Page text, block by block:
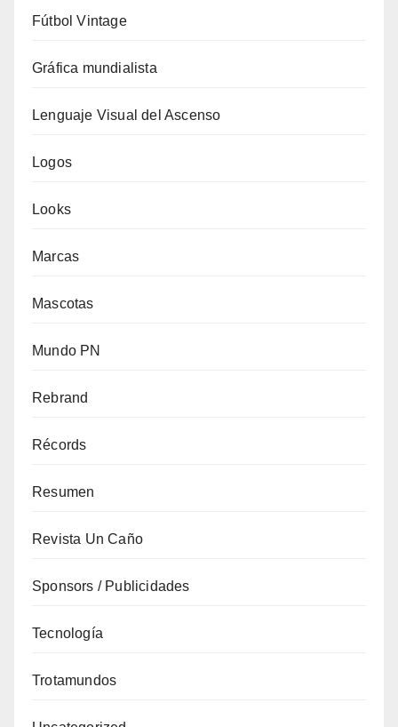
Fútbol Vintage
Gráfica mundialista
Lenguaje Visual del Ascenso
Logos
Looks
Marcas
Mascotas
Mundo PN
Rebrand
Récords
Resumen
Revista Un Caño
Sponsors / Publicidades
Tecnología
Trotamundos